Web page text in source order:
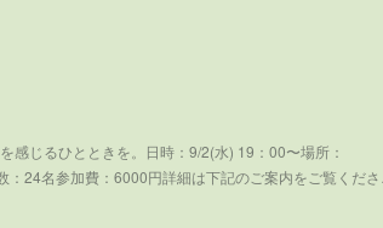
感じるひとときを。日時：9/2(水) 19：00〜場所：
24名参加費：6000円詳細は下記のご案内をご覧くださ